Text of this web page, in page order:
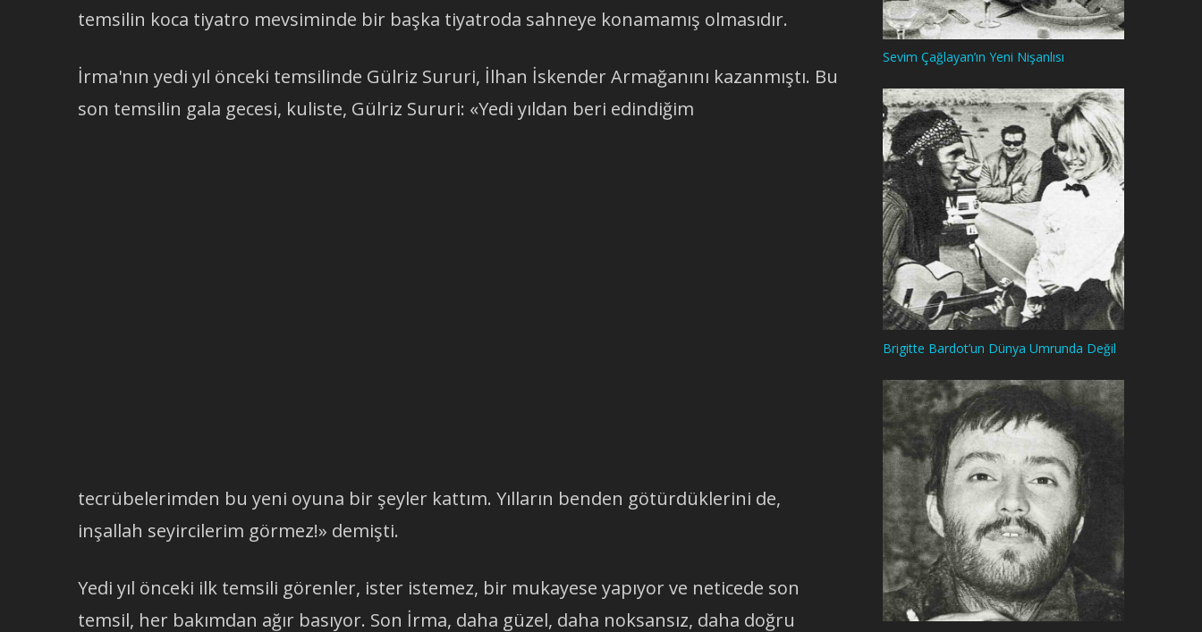
temsilin koca tiyatro mevsiminde bir başka tiyatroda sahneye konamamış olmasıdır.
İrma'nın yedi yıl önceki temsilinde Gülriz Sururi, İlhan İskender Armağanını kazanmıştı. Bu
son temsilin gala gecesi, kuliste, Gülriz Sururi: «Yedi yıldan beri edindiğim
tecrübelerimden bu yeni oyuna bir şeyler kattım. Yılların benden götürdüklerini de,
inşallah seyircilerim görmez!» demişti.
Yedi yıl önceki ilk temsili görenler, ister istemez, bir mukayese yapıyor ve neticede son
temsil, her bakımdan ağır basıyor. Son İrma, daha güzel, daha noksansız, daha doğru
Sevim Çağlayan’ın Yeni Nişanlısı
Brigitte Bardot’un Dünya Umrunda Değil